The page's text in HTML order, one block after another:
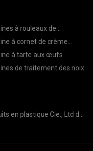
à rouleaux de
à cornet de crème
à tarte aux œufs
de traitement des noix
en plastique Cie., Ltd de